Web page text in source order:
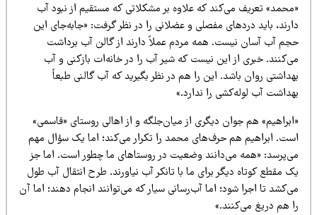
تعریف می‌کند که علاوه بر مشکلاتی که مستقیم از نبود آب
باید دردهای مفصلی و عضلانی را در نظر گرفت: «جابه‌جای این
آب آسان نیست. همه مردم عملاً دارند از گالن آب برداشت
خبری از این نیست که شیر آب را در خانه‌ات بازکنی و آب
روان باشد. این را هم در نظر بگیرید که آب گالنی طبعاً
آب لوله‌کشی را ندارد.»
هم جوان دیگری از میان‌جلگه و از اهالی روستای «قاسمی»
ابراهیم هم حرف‌های محمد را تکرار می‌کند؛ اما یک سؤال مهم
«همه می‌دانند وضعیت در روستاهای ما چطور است. اما جز
مقطع کوتاه دیگر برای ما با تانکر آب نیاورند. طرح انتقال آب طول
تا اجرا شود؛ اما آب‌رسانی سیار که می‌توانند انجام دهند؛ اما آن
هم دریغ می‌کنند.»